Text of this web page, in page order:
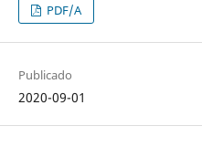
PDF/A
Publicado
2020-09-01